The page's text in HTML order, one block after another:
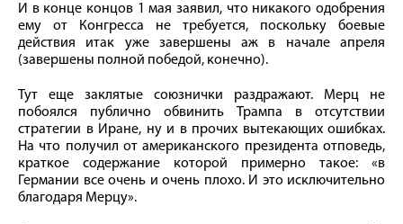
И в конце концов 1 мая заявил, что никакого одобрения
ему от Конгресса не требуется, поскольку боевые
действия итак уже завершены аж в начале апреля
(завершены полной победой, конечно).
Тут еще заклятые союзнички раздражают. Мерц не
побоялся публично обвинить Трампа в отсутствии
стратегии в Иране, ну и в прочих вытекающих ошибках.
На что получил от американского президента отповедь,
краткое содержание которой примерно такое: «в
Германии все очень и очень плохо. И это исключительно
благодаря Мерцу».